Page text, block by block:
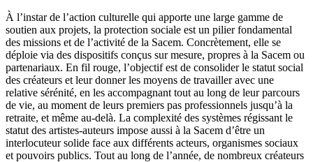
À l’instar de l’action culturelle qui apporte une large gamme de
soutien aux projets, la protection sociale est un pilier fondamental
des missions et de l’activité de la Sacem. Concrètement, elle se
déploie via des dispositifs conçus sur mesure, propres à la Sacem ou
partenariaux. En fil rouge, l’objectif est de consolider le statut social
des créateurs et leur donner les moyens de travailler avec une
relative sérénité, en les accompagnant tout au long de leur parcours
de vie, au moment de leurs premiers pas professionnels jusqu’à la
retraite, et même au-delà. La complexité des systèmes régissant le
statut des artistes-auteurs impose aussi à la Sacem d’être un
interlocuteur solide face aux différents acteurs, organismes sociaux
et pouvoirs publics. Tout au long de l’année, de nombreux créateurs